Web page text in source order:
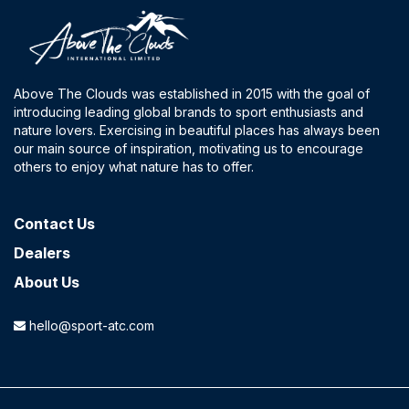
Above The Clouds was established in 2015 with the goal of
introducing leading global brands to sport enthusiasts and
nature lovers. Exercising in beautiful places has always been
our main source of inspiration, motivating us to encourage
others to enjoy what nature has to offer.
Contact​ Us
Dealers
About Us
hello@sport-atc.com